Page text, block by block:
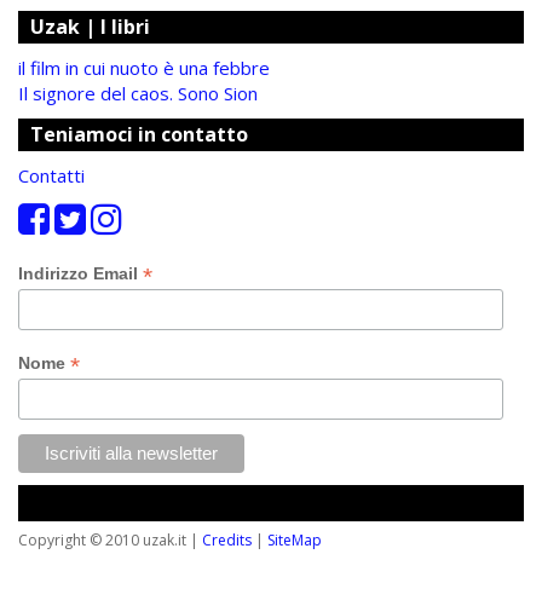
Uzak | I libri
il film in cui nuoto è una febbre
Il signore del caos. Sono Sion
Teniamoci in contatto
Contatti
Indirizzo Email *
Nome *
Copyright © 2010 uzak.it | Credits | SiteMap